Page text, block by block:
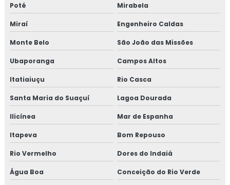
Treinamento em reciclagem equipe HACCP
alimentos
Treinamento em revisão norma FSSC 22000
Treinamento em revisão plano HACCP
Treinamento em rotinas administrativas de assuntos
regulatórios
Treinamento em rotulagem de alimentos
Treinamento em sensibilização de bpf
Poté Mirabela
Miraí Engenheiro Caldas
Monte Belo São João das Missões
Ubaporanga Campos Altos
Itatiaiuçu Rio Casca
Santa Maria do Suaçuí Lagoa Dourada
Ilicínea Mar de Espanha
Itapeva Bom Repouso
Rio Vermelho Dores do Indaiá
Água Boa Conceição do Rio Verde